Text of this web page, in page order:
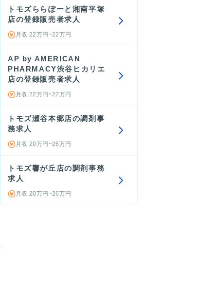
トモズららぽーと湘南平塚
店の登録販売者求人
月収 22万円~22万円
AP by AMERICAN
PHARMACY渋谷ヒカリエ
店の登録販売者求人
月収 22万円~22万円
トモズ瀬谷本郷店の調剤事
務求人
月収 20万円~26万円
トモズ響が丘店の調剤事務
求人
月収 20万円~26万円